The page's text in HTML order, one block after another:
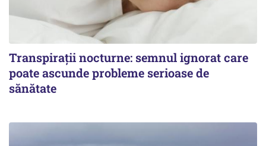
Transpirații nocturne: semnul ignorat care
poate ascunde probleme serioase de
sănătate